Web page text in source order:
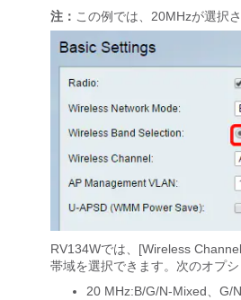
注： この例では、20MHzが選択
RV134Wでは、[Wireless
帯域を選択できます。次のオプシ
20 MHz:B/G/N-Mixed、G/